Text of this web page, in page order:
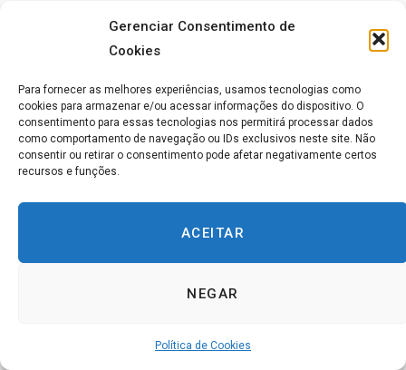
Gerenciar Consentimento de
Cookies
Para fornecer as melhores experiências, usamos tecnologias como
cookies para armazenar e/ou acessar informações do dispositivo. O
consentimento para essas tecnologias nos permitirá processar dados
como comportamento de navegação ou IDs exclusivos neste site. Não
consentir ou retirar o consentimento pode afetar negativamente certos
recursos e funções.
ACEITAR
NEGAR
Política de Cookies
O(a) ho’ōla, também um(a) parente, era capaz de
contar com um longo conhecimento sobre assuntos
familiares.
Ho’ohalahala
Culpar ou reclamar. Encontrar erro.
Um recesso, um período de reflexão.